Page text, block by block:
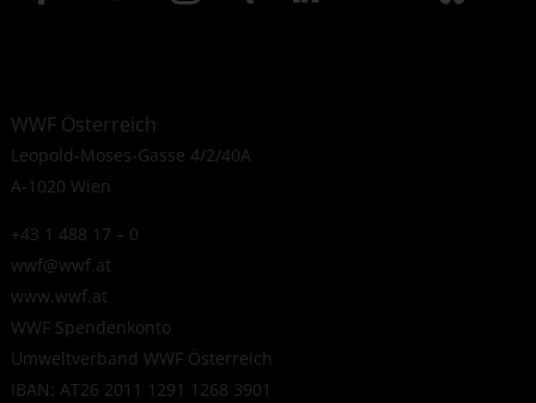
WWF Österreich
Leopold-Moses-Gasse 4/2/40A
A-1020 Wien
+43 1 488 17 – 0
wwf@wwf.at
www.wwf.at
WWF Spendenkonto
Umweltverband WWF Österreich
IBAN: AT26 2011 1291 1268 3901